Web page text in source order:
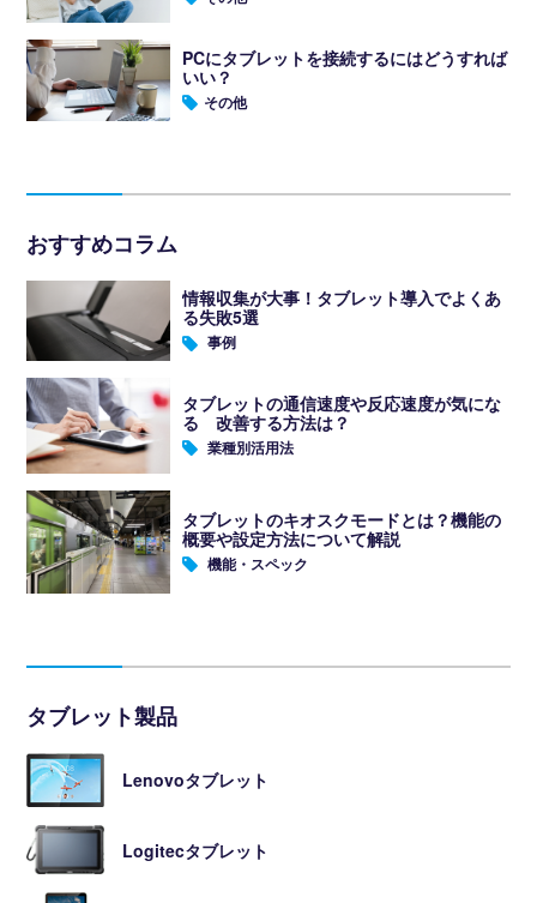
PCにタブレットを接続するにはどうすれば
いい？
その他
おすすめコラム
情報収集が大事！タブレット導入でよくあ
る失敗5選
事例
タブレットの通信速度や反応速度が気にな
る 改善する方法は？
業種別活用法
タブレットのキオスクモードとは？機能の
概要や設定方法について解説
機能・スペック
タブレット製品
Lenovoタブレット
Logitecタブレット